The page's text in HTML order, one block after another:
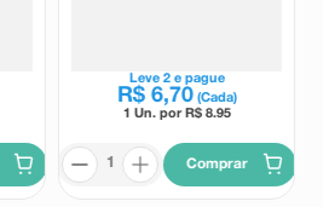
Leve 2e pague
R$ 6,70 (Cada)
1 Un. por R$ 8.95
Comprar